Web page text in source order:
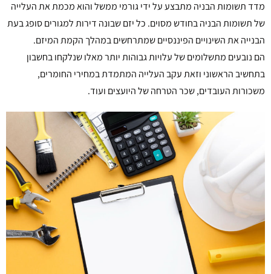
מדד תשומות הבניה מתבצע על ידי גורמי ממשל והוא מכמת את העלייה
של תשומות הבניה בחודש מסוים. כל יזם שבונה דירות למגורים סופג בעת
הבנייה את השינויים הפיננסיים שמתרחשים במהלך הקמת המיזם.
הם נובעים מתשלומים של עלויות גבוהות יותר מאלו שנלקחו בחשבון
בתחשיב הראשוני וזאת עקב העלייה המתמדת במחירי החומרים,
משכורות העובדים, שכר הטרחה של היועצים ועוד.